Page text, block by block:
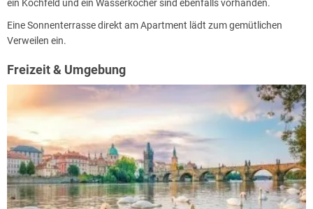
ein Kochfeld und ein Wasserkocher sind ebenfalls vorhanden.
Eine Sonnenterrasse direkt am Apartment lädt zum gemütlichen
Verweilen ein.
Freizeit & Umgebung